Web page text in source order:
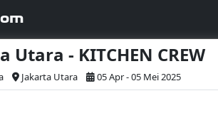
Utara - KITCHEN CREW
Jakarta Utara 05 Apr - 05 Mei 2025